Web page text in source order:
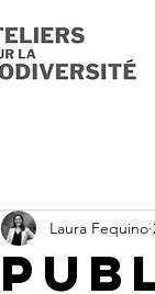
Laura Fequino